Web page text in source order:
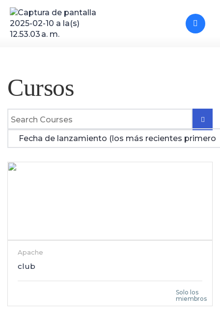
Cursos
Apache
club
Solo los
miembros